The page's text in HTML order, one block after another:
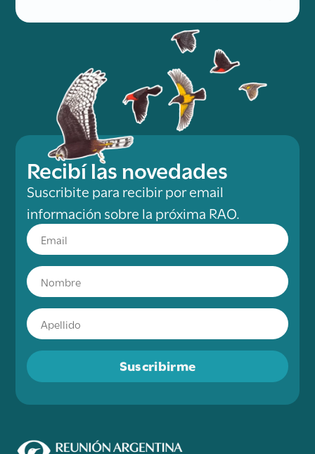
Recibí las novedades
Suscribite para recibir por email
información sobre la próxima RAO.
Suscribirme